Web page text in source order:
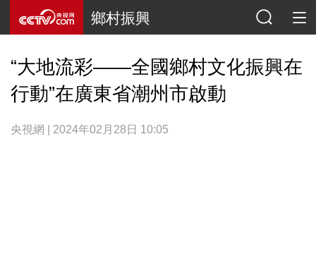
鄉村振興
“大地流彩——全國鄉村文化振興在
行動”在廣東省潮州市啟動
央視網 | 2024年02月28日 10:05